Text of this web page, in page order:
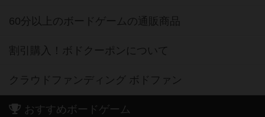
60分以上のボードゲームの通販商品
割引購入！ボドクーポンについて
クラウドファンディング ボドファン
おすすめボードゲーム